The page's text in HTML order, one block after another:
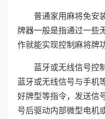
普通家用麻将免安
牌器一般是指通过一些
作就能实现控制麻将牌
蓝牙或无线信号控
蓝牙或无线信号与手机
好牌型等指令，发送信
号后驱动内部微型电机